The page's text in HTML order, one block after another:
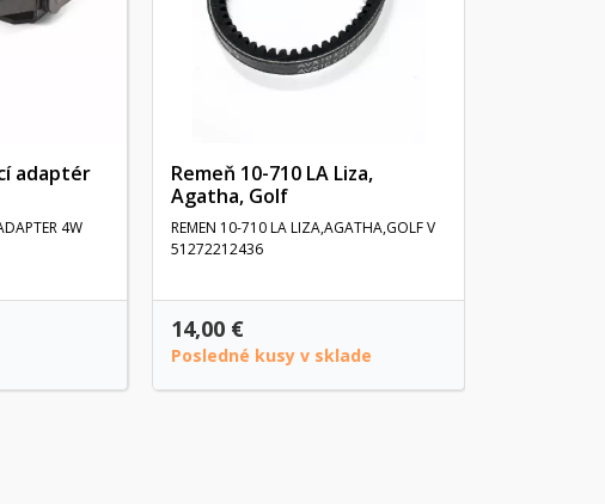
adaptér
4W
Remeň 10-710 LA Liza,
Agatha, Golf
REMEN 10-710 LA LIZA,AGATHA,GOLF V
51272212436
14,00 €
Posledné kusy v sklade